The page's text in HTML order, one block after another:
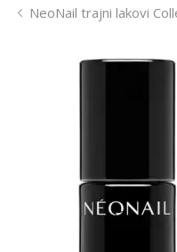
NeoNail trajni lakovi